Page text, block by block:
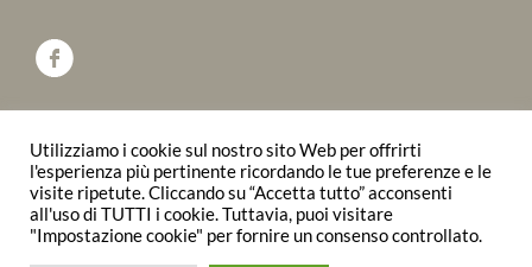
Utilizziamo i cookie sul nostro sito Web per offrirti
l'esperienza più pertinente ricordando le tue preferenze e le
visite ripetute. Cliccando su “Accetta tutto” acconsenti
all'uso di TUTTI i cookie. Tuttavia, puoi visitare
"Impostazione cookie" per fornire un consenso controllato.
SFOGLIALO ONLINE
© 2015 Consorzio Produttori Marmo Botticino